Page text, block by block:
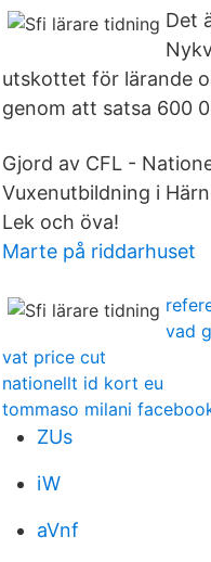
Det
utskottet för lärande
genom att satsa 600
Gjord av CFL -
Vuxenutbildning i
Lek och öva!
Marte på riddarhuset
vad
vat price cut
nationellt id kort eu
tommaso milani
ZUs
iW
aVnf